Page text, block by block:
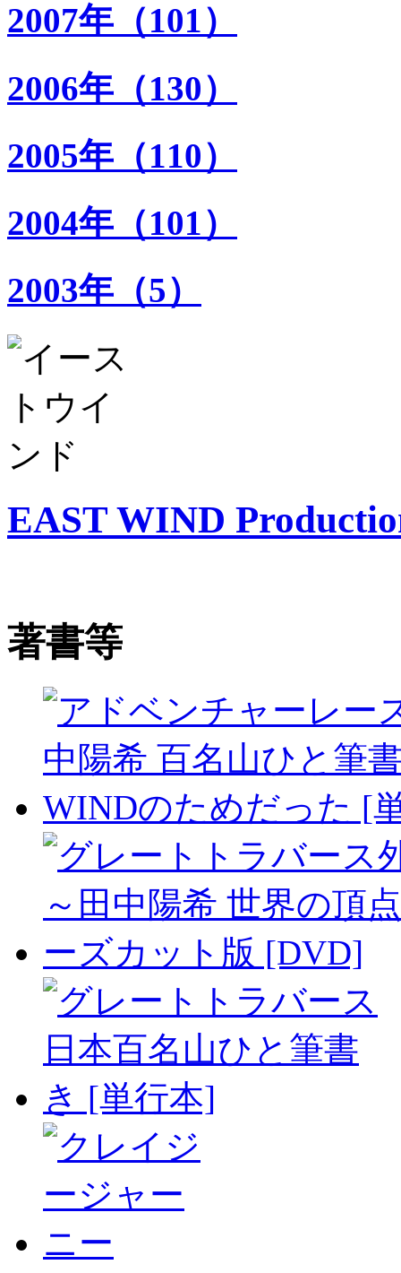
2007年（101）
2006年（130）
2005年（110）
2004年（101）
2003年（5）
EAST WIND
著書等